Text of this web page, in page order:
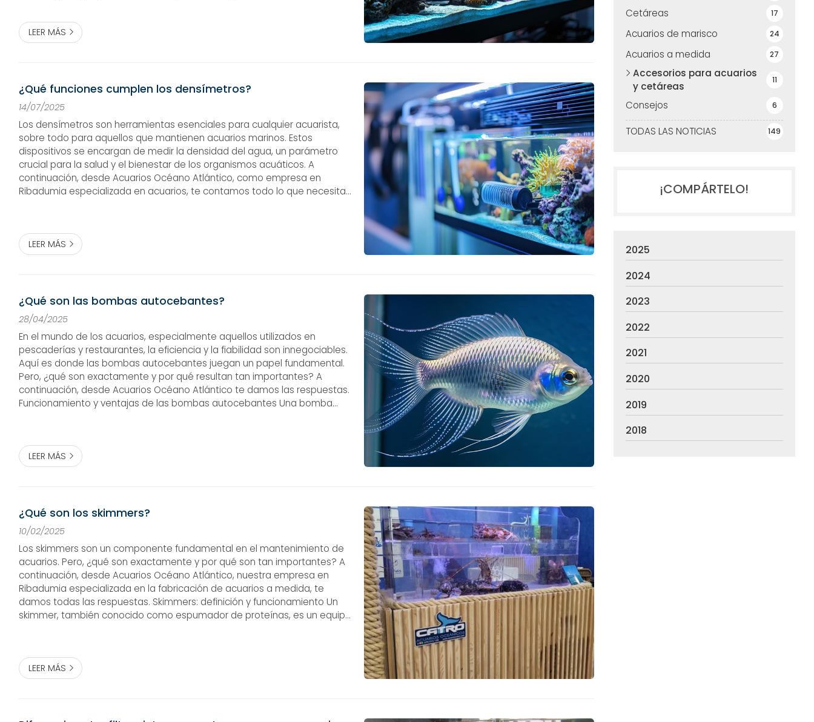
TODAS LAS NOTICIAS 149
Cetáreas 17
Acuarios de marisco 24
Acuarios a medida 27
Accesorios para acuarios
y cetáreas
11
Consejos 6
externos? ¡Lo i...
LEER MÁS
¿Qué funciones cumplen los densímetros?
14/07/2025
Los densímetros son herramientas esenciales para cualquier acuarista,
sobre todo para aquellos que mantienen acuarios marinos. Estos
dispositivos se encargan de medir la densidad del agua, un parámetro
crucial para la salud y el bienestar de los organismos acuáticos. A
continuación, desde Acuarios Océano Atlántico, como empresa en
Ribadumia especializada en acuarios, te contamos todo lo que necesitas
LEER MÁS
¿Qué son las bombas autocebantes?
28/04/2025
En el mundo de los acuarios, especialmente aquellos utilizados en
pescaderías y restaurantes, la eficiencia y la fiabilidad son innegociables.
Aquí es donde las bombas autocebantes juegan un papel fundamental.
Pero, ¿qué son exactamente y por qué resultan tan importantes? A
continuación, desde Acuarios Océano Atlántico te damos las respuestas.
Funcionamiento y ventajas de las bombas autocebantes Una bomba
LEER MÁS
¿Qué son los skimmers?
10/02/2025
Los skimmers son un componente fundamental en el mantenimiento de
acuarios. Pero, ¿qué son exactamente y por qué son tan importantes? A
continuación, desde Acuarios Océano Atlántico, nuestra empresa en
Ribadumia especializada en la fabricación de acuarios a medida, te
damos todas las respuestas. Skimmers: definición y funcionamiento Un
skimmer, también conocido como espumador de proteínas, es un equipo
LEER MÁS
¡COMPÁRTELO!
2025
2024
2023
2022
2021
2020
2019
2018